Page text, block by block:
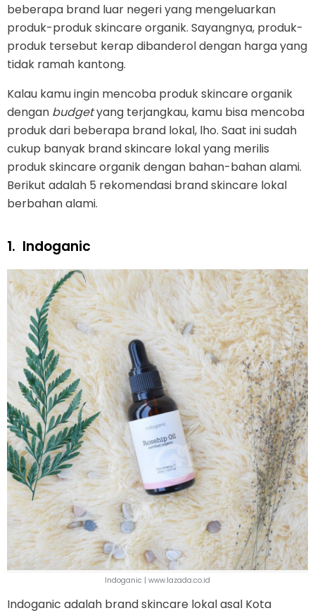
beberapa brand luar negeri yang mengeluarkan
produk-produk skincare organik. Sayangnya, produk-
produk tersebut kerap dibanderol dengan harga yang
tidak ramah kantong.
Kalau kamu ingin mencoba produk skincare organik
dengan budgetyang terjangkau, kamu bisa mencoba
produk dari beberapa brand lokal, lho. Saat ini sudah
cukup banyak brand skincare lokal yang merilis
produk skincare organik dengan bahan-bahan alami.
Berikut adalah 5 rekomendasi brand skincare lokal
berbahan alami.
1. Indoganic
Indoganic | www.lazada.co.id
Indoganic adalah brand skincare lokal asal Kota